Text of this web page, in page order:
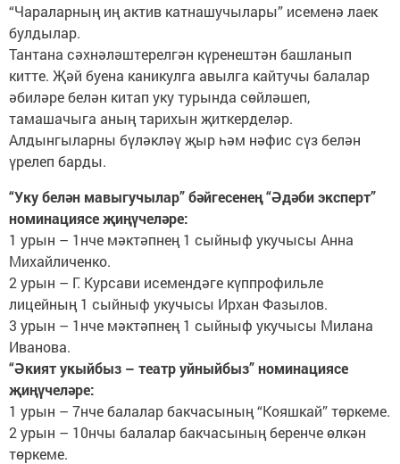
“Чараларның иң актив катнашучылары” исеменә лаек
булдылар.
Тантана сәхнәләштерелгән күренештән башланып
китте. Җәй буена каникулга авылга кайтучы балалар
әбиләре белән китап уку турында сөйләшеп,
тамашачыга аның тарихын җиткерделәр.
Алдынгыларны бүләкләү җыр һәм нәфис сүз белән
үрелеп барды.
“Уку белән мавыгучылар” бәйгесенең “Әдәби эксперт”
номинациясе җиңүчеләре:
1 урын – 1нче мәктәпнең 1 сыйныф укучысы Анна
Михайличенко.
2 урын – Г. Курсави исемендәге күппрофильле
лицейның 1 сыйныф укучысы Ирхан Фазылов.
3 урын – 1нче мәктәпнең 1 сыйныф укучысы Милана
Иванова.
“Әкият укыйбыз – театр уйныйбыз” номинациясе
җиңүчеләре:
1 урын – 7нче балалар бакчасының “Кояшкай” төркеме.
2 урын – 10нчы балалар бакчасының беренче өлкән
төркеме.